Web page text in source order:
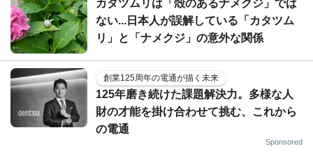
カタツムリは「殻のあるナメクジ」では
ない...日本人が誤解している「カタツム
リ」と「ナメクジ」の意外な関係
創業125周年の電通が描く未来
125年磨き続けた課題解決力。多様な人
財の才能を掛け合わせて挑む、これから
の電通
Sponsored